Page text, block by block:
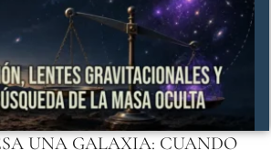
UNA GALAXIA: CUANDO